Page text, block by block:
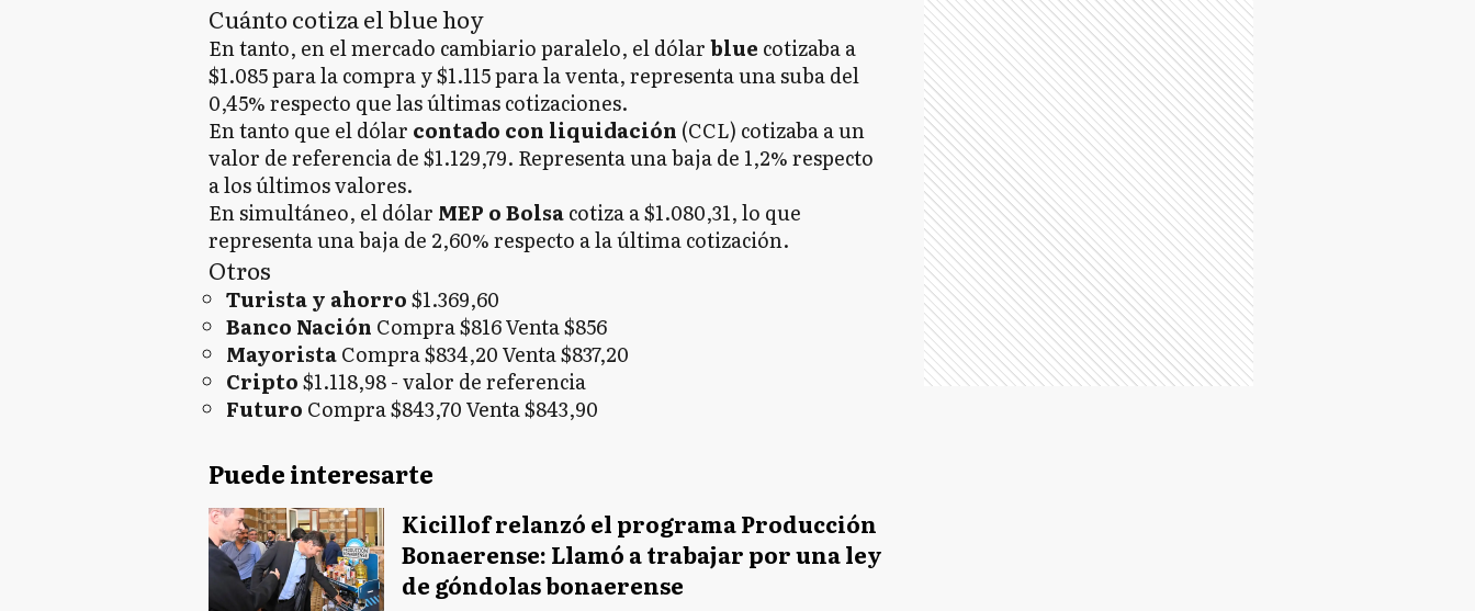
Cuánto cotiza el blue hoy
En tanto, en el mercado cambiario paralelo, el dólarblue cotizaba a
$1.085 para la compra y $1.115 para la venta, representa una suba del
0,45% respecto que las últimas cotizaciones.
En tanto que el dólar contado con liquidación (CCL) cotizaba a un
valor de referencia de $1.129,79. Representa una baja de 1,2% respecto
a los últimos valores.
En simultáneo, el dólar MEP o Bolsacotiza a $1.080,31, lo que
representa una baja de 2,60% respecto a la última cotización.
Otros
Turista y ahorro$1.369,60
Banco Nación Compra $816 Venta $856
MayoristaCompra $834,20 Venta $837,20
Cripto$1.118,98 - valor de referencia
Futuro Compra $843,70 Venta $843,90
Puede interesarte
Kicillof relanzó el programa Producción
Bonaerense: Llamó a trabajar por una ley
de góndolas bonaerense